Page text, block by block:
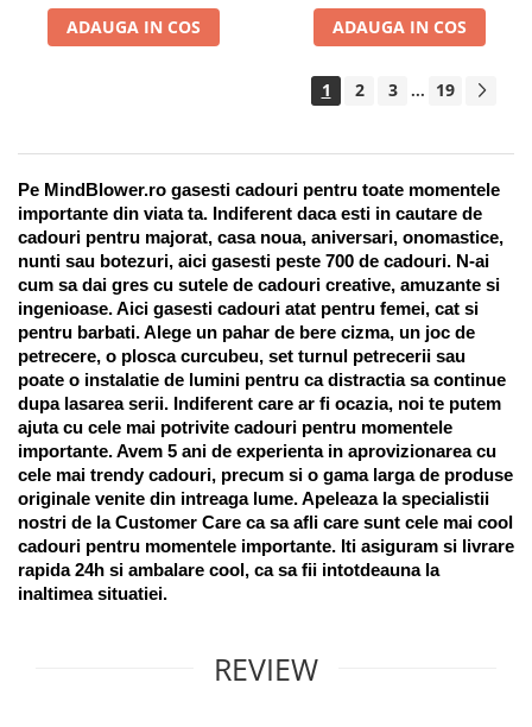
ADAUGA IN COS ADAUGA IN COS
1 2 3 ... 19
Pe MindBlower.ro gasesti cadouri pentru toate momentele
importante din viata ta. Indiferent daca esti in cautare de
cadouri pentru majorat, casa noua, aniversari, onomastice,
nunti sau botezuri, aici gasesti peste 700 de cadouri. N-ai
cum sa dai gres cu sutele de cadouri creative, amuzante si
ingenioase. Aici gasesti cadouri atat pentru femei, cat si
pentru barbati. Alege un pahar de bere cizma, un joc de
petrecere, o plosca curcubeu, set turnul petrecerii sau
poate o instalatie de lumini pentru ca distractia sa continue
dupa lasarea serii. Indiferent care ar fi ocazia, noi te putem
ajuta cu cele mai potrivite cadouri pentru momentele
importante. Avem 5 ani de experienta in aprovizionarea cu
cele mai trendy cadouri, precum si o gama larga de produse
originale venite din intreaga lume. Apeleaza la specialistii
nostri de la Customer Care ca sa afli care sunt cele mai cool
cadouri pentru momentele importante. Iti asiguram si livrare
rapida 24h si ambalare cool, ca sa fii intotdeauna la
inaltimea situatiei.
REVIEW